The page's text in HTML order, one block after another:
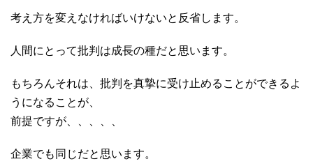
考え方を変えなければいけないと反省します。
人間にとって批判は成長の種だと思います。
もちろんそれは、批判を真摯に受け止めることができるよ
うになることが、
前提ですが、、、、、
企業でも同じだと思います。